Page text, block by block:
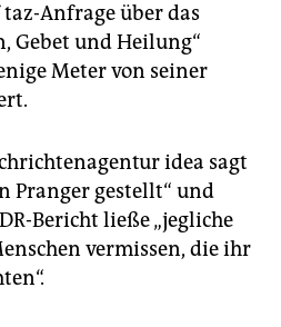
taz-Anfrage über das
Gebet und Heilung“
Meter von seiner
idea sagt
Pranger gestellt“ und
Bericht ließe „jegliche
vermissen, die ihr